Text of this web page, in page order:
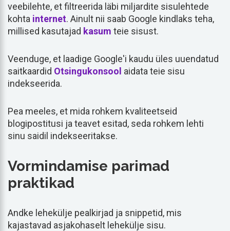
veebilehte, et filtreerida läbi miljardite sisulehtede
kohta internet. Ainult nii saab Google kindlaks teha,
millised kasutajad kasum teie sisust.
Veenduge, et laadige Google'i kaudu üles uuendatud
saitkaardid Otsingukonsool aidata teie sisu
indekseerida.
Pea meeles, et mida rohkem kvaliteetseid
blogipostitusi ja teavet esitad, seda rohkem lehti
sinu saidil indekseeritakse.
Vormindamise parimad
praktikad
Andke lehekülje pealkirjad ja snippetid, mis
kajastavad asjakohaselt lehekülje sisu.